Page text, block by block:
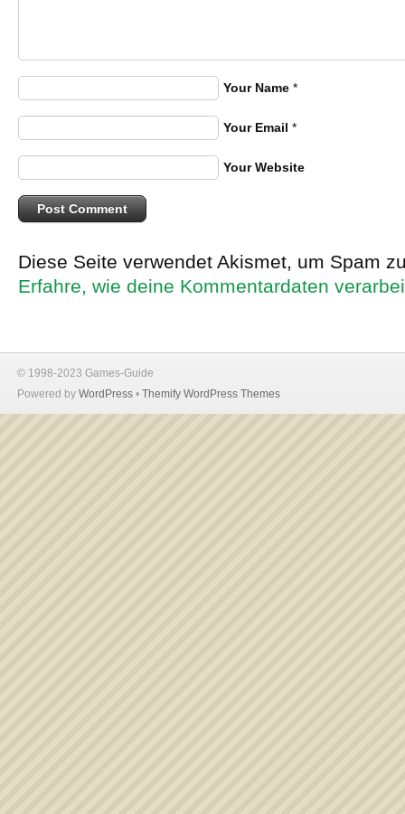
Your Name *
Your Email *
Your Website
Diese Seite verwendet Akismet, um Spam
Erfahre, wie deine Kommentardaten
© 1998-2023 Games-Guide
Powered by WordPress • Themify WordPress Themes